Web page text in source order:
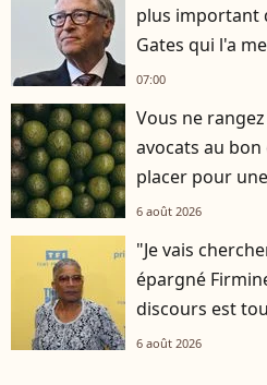
plus important
Gates qui l'a
07:00
Vous ne
avocats au
placer pour
6 août 2026
"Je vais
épargné
discours est
6 août 2026